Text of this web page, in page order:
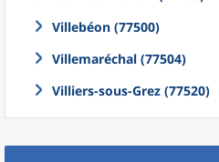
Villebéon (77500)
Villemaréchal (77504)
Villiers-sous-Grez (77520)